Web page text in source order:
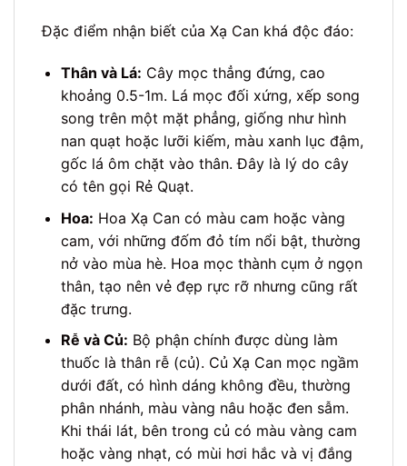
Đặc điểm nhận biết của Xạ Can khá độc đáo:
Thân và Lá: Cây mọc thẳng đứng, cao
khoảng 0.5-1m. Lá mọc đối xứng, xếp song
song trên một mặt phẳng, giống như hình
nan quạt hoặc lưỡi kiếm, màu xanh lục đậm,
gốc lá ôm chặt vào thân. Đây là lý do cây
có tên gọi Rẻ Quạt.
Hoa: Hoa Xạ Can có màu cam hoặc vàng
cam, với những đốm đỏ tím nổi bật, thường
nở vào mùa hè. Hoa mọc thành cụm ở ngọn
thân, tạo nên vẻ đẹp rực rỡ nhưng cũng rất
đặc trưng.
Rễ và Củ: Bộ phận chính được dùng làm
thuốc là thân rễ (củ). Củ Xạ Can mọc ngầm
dưới đất, có hình dáng không đều, thường
phân nhánh, màu vàng nâu hoặc đen sẫm.
Khi thái lát, bên trong củ có màu vàng cam
hoặc vàng nhạt, có mùi hơi hắc và vị đắng